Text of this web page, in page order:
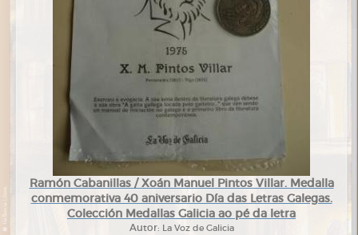
Ramón Cabanillas / Xoán Manuel Pintos Villar. Medalla
conmemorativa 40 aniversario Día das Letras Galegas.
Colección Medallas Galicia ao pé da letra
Autor: La Voz de Galicia